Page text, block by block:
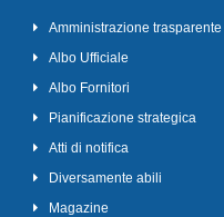
Amministrazione trasparente
Albo Ufficiale
Albo Fornitori
Pianificazione strategica
Atti di notifica
Diversamente abili
Magazine